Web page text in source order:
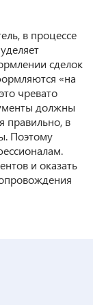
в процессе
сделок
«на
чревато
должны
правильно, в
Поэтому
и оказать